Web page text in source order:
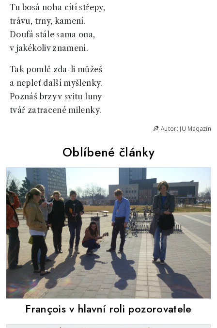
Tu bosá noha cítí střepy,
trávu, trny, kamení.
Doufá stále sama ona,
v jakékoliv znamení.
Tak pomlč zda-li můžeš
a nepleť další myšlenky.
Poznáš brzy v svitu luny
tvář zatracené milenky.
Autor: JU Magazín
Oblíbené články
François v hlavní roli pozorovatele